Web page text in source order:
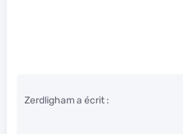
Zerdligham a écrit :